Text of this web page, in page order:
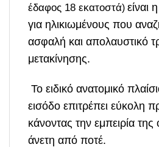
έδαφος 18 εκατοστά) είναι
για ηλικιωμένους που
ασφαλή και απολαυστικό
μετακίνησης.
Το ειδικό ανατομικό
εισόδο επιτρέπει εύκολη
κάνοντας την εμπειρία
άνετη από ποτέ.